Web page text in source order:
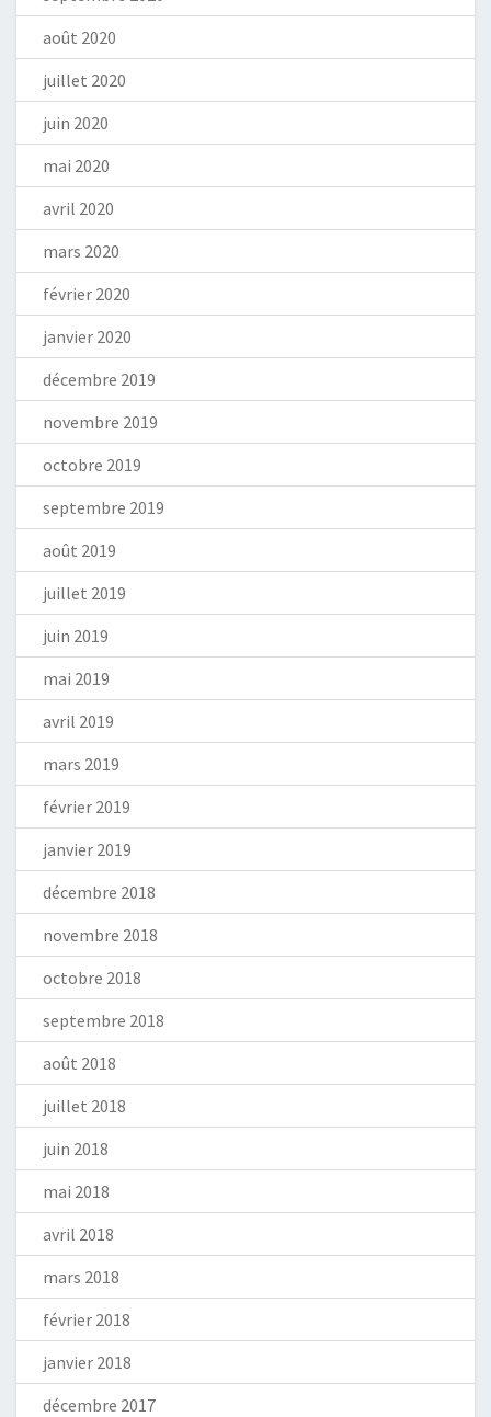
août 2020
juillet 2020
juin 2020
mai 2020
avril 2020
mars 2020
février 2020
janvier 2020
décembre 2019
novembre 2019
octobre 2019
septembre 2019
août 2019
juillet 2019
juin 2019
mai 2019
avril 2019
mars 2019
février 2019
janvier 2019
décembre 2018
novembre 2018
octobre 2018
septembre 2018
août 2018
juillet 2018
juin 2018
mai 2018
avril 2018
mars 2018
février 2018
janvier 2018
décembre 2017